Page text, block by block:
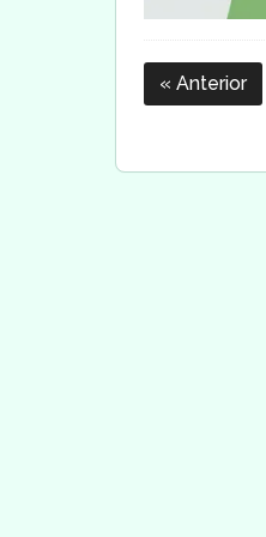
« Anterior